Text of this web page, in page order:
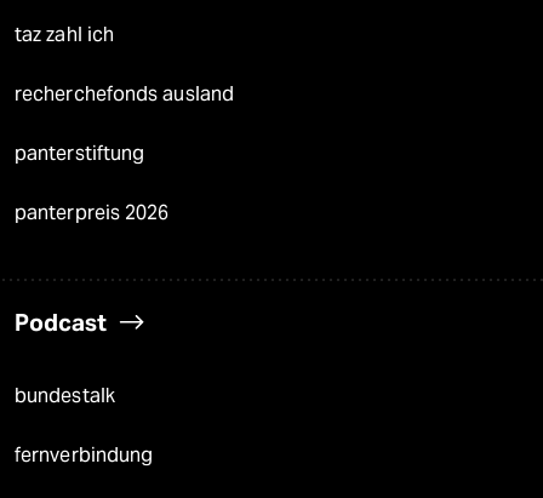
taz zahl ich
recherchefonds ausland
panterstiftung
panterpreis 2026
Podcast
bundestalk
fernverbindung